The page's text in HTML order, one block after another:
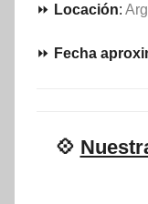
⏩ Locación:
⏩ Fecha
💠